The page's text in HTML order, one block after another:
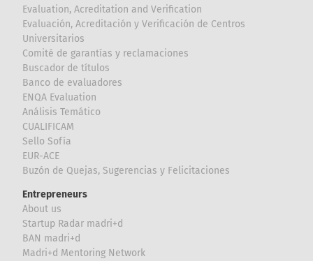
Evaluation, Acreditation and Verification
Evaluación, Acreditación y Verificación de Centros
Universitarios
Comité de garantías y reclamaciones
Buscador de títulos
Banco de evaluadores
ENQA Evaluation
Análisis Temático
CUALIFICAM
Sello Sofía
EUR-ACE
Buzón de Quejas, Sugerencias y Felicitaciones
Entrepreneurs
About us
Startup Radar madri+d
BAN madri+d
Madri+d Mentoring Network